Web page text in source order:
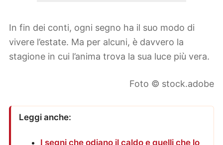
In fin dei conti, ogni segno ha il suo modo di
vivere l’estate. Ma per alcuni, è davvero la
stagione in cui l’anima trova la sua luce più vera.
Foto © stock.adobe
Leggi anche:
I segni che odiano il caldo e quelli che lo